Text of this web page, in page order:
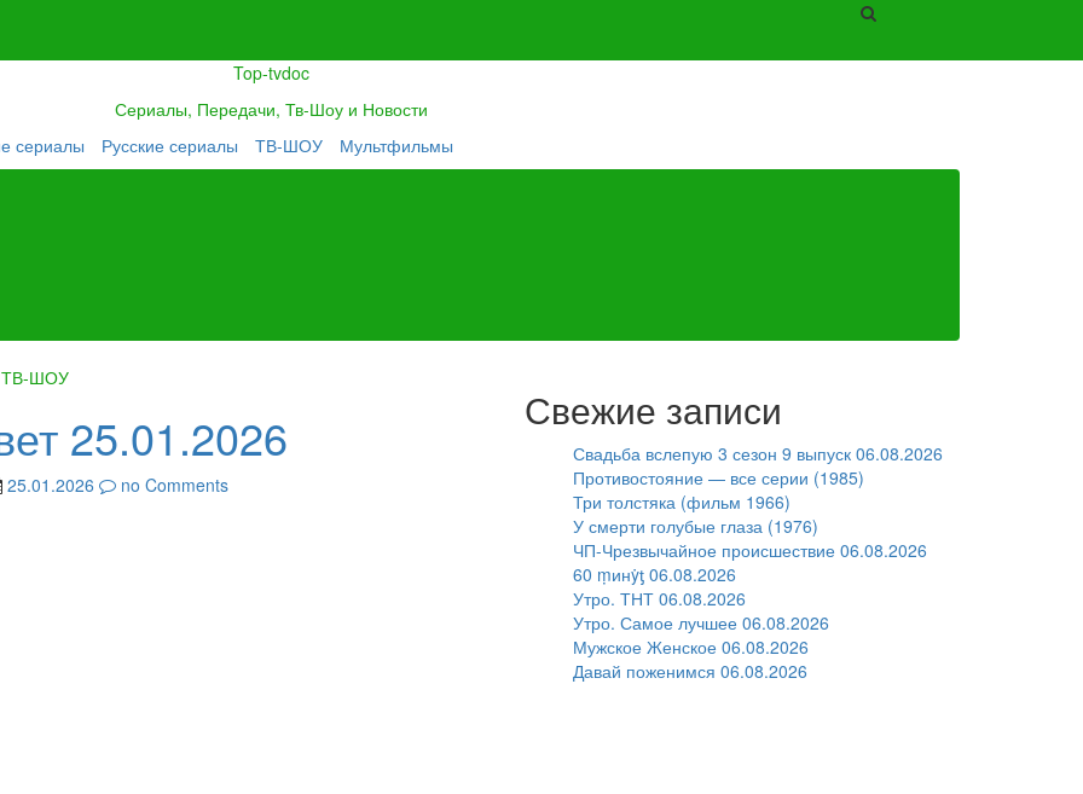
Top-tvdoc
Сериалы, Передачи, Тв-Шоу и Новости
сериалы Русские сериалы ТВ-ШОУ Мультфильмы
ТВ-ШОУ
25.01.2026
25.01.2026 no Comments
Свежие записи
Свадьба вслепую 3 сезон 9 выпуск 06.08.2026
Противостояние — все серии (1985)
Три толстяка (фильм 1966)
У смерти голубые глаза (1976)
ЧП-Чрезвычайное происшествие 06.08.2026
60 ṃинẏƫ 06.08.2026
Утро. ТНТ 06.08.2026
Утро. Самое лучшее 06.08.2026
Мужское Женское 06.08.2026
Давай поженимся 06.08.2026